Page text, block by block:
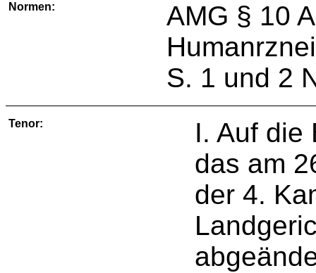
Normen:
AMG § 10
S. 1 und 2
Tenor:
I. Auf die
das am
der 4.